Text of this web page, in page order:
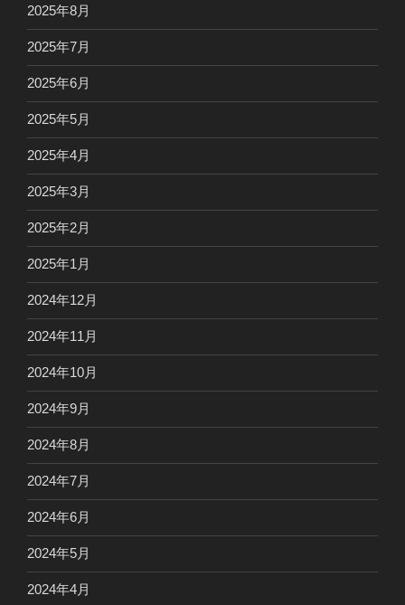
2025年8月
2025年7月
2025年6月
2025年5月
2025年4月
2025年3月
2025年2月
2025年1月
2024年12月
2024年11月
2024年10月
2024年9月
2024年8月
2024年7月
2024年6月
2024年5月
2024年4月